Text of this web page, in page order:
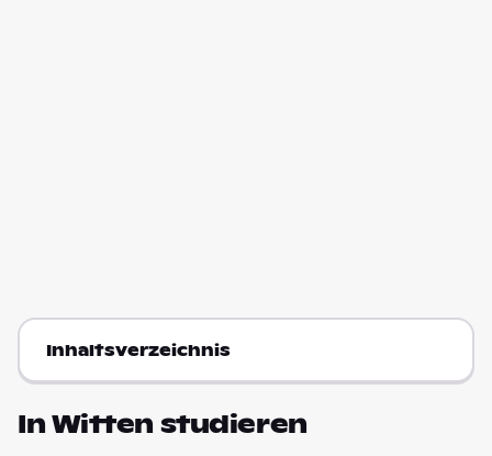
Inhaltsverzeichnis
In Witten studieren